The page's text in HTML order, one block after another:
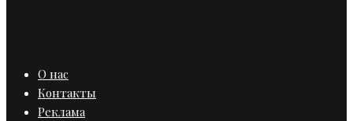
О нас
Контакты
Реклама